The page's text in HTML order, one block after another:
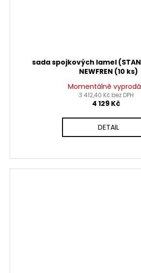
sada spojkových lamel
NEWFREN (10 ks)
Momentálně
3 412,40 Kč bez DPH
4 129 Kč
DETAIL